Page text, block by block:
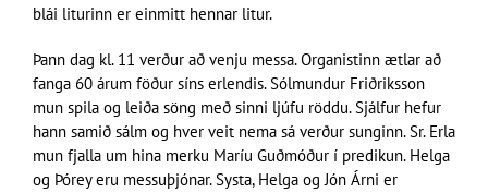
blái liturinn er einmitt hennar litur.
Þann dag kl. 11 verður að venju messa. Organistinn ætlar að
fanga 60 árum föður síns erlendis. Sólmundur Friðriksson
mun spila og leiða söng með sinni ljúfu röddu. Sjálfur hefur
hann samið sálm og hver veit nema sá verður sunginn. Sr. Erla
mun fjalla um hina merku Maríu Guðmóður í predikun. Helga
og Þórey eru messuþjónar. Systa, Helga og Jón Árni er